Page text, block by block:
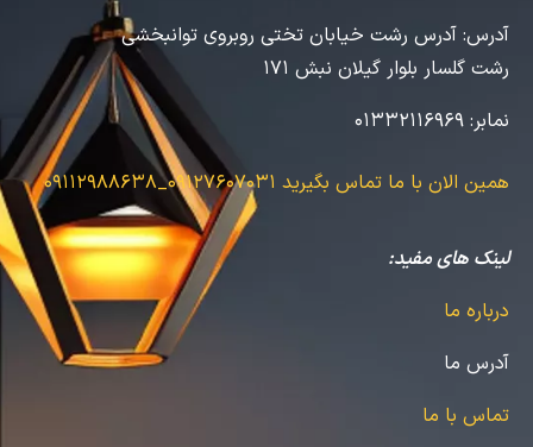
آدرس: آدرس رشت خیابان تختی روبروی توانبخشی
رشت گلسار بلوار گیلان نبش 171
نمابر:
همین الان با ما تماس بگیرید 09127607031_09112988638
لینک های مفید:
درباره ما
آدرس ما
تماس با ما